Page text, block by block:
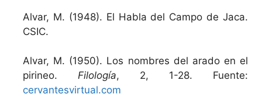
Alvar, M. (1948). El Habla del Campo de Jaca.
CSIC.
Alvar, M. (1950). Los nombres del arado en el
pirineo. Filología, 2, 1-28. Fuente:
cervantesvirtual.com